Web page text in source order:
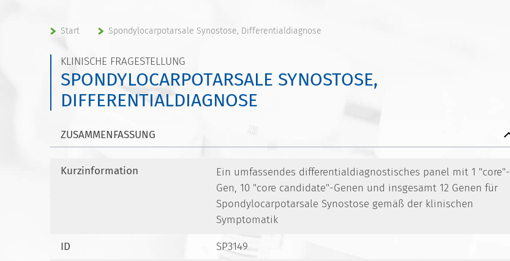
Start Spondylocarpotarsale Synostose, Differentialdiagnose
KLINISCHE FRAGESTELLUNG
SPONDYLOCARPOTARSALE SYNOSTOSE,
DIFFERENTIALDIAGNOSE
ZUSAMMENFASSUNG
Kurzinformation
Ein umfassendes differentialdiagnostisches panel mit 1 "core"-
Gen, 10 "core candidate"-Genen und insgesamt 12 Genen für
Spondylocarpotarsale Synostose gemäß der klinischen
Symptomatik
ID
SP3149